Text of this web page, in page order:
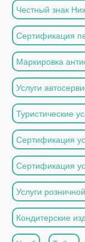
Честный знак
Сертификация
Маркировка
Услуги
Туристические
Сертификация
Сертификация
Услуги
Кондитерские